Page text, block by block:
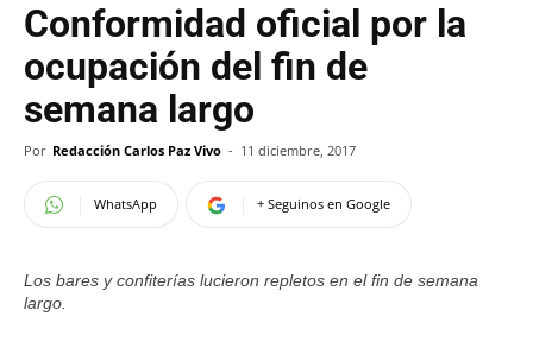
Conformidad oficial por la
ocupación del fin de
semana largo
Por Redacción Carlos Paz Vivo - 11 diciembre, 2017
WhatsApp + Seguinos en Google
Los bares y confiterías lucieron repletos en el fin de semana
largo.